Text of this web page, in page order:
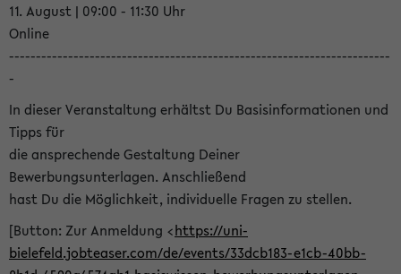
11. August | 09:00 - 11:30 Uhr
Online
-----------------------------------------------------------------------
-
In dieser Veranstaltung erhältst Du Basisinformationen und
Tipps für
die ansprechende Gestaltung Deiner
Bewerbungsunterlagen. Anschließend
hast Du die Möglichkeit, individuelle Fragen zu stellen.
[Button: Zur Anmeldung <https://uni-
bielefeld.jobteaser.com/de/events/33dcb183-e1cb-40bb-